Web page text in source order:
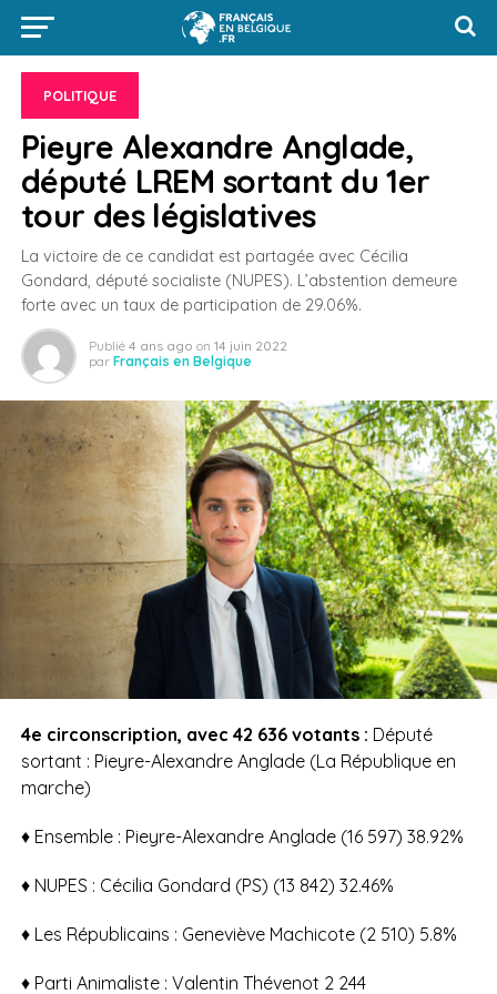
POLITIQUE
Pieyre Alexandre Anglade,
député LREM sortant du 1er
tour des législatives
La victoire de ce candidat est partagée avec Cécilia
Gondard, député socialiste (NUPES). L’abstention demeure
forte avec un taux de participation de 29.06%.
Publié 4 ans ago on 14 juin 2022
par Français en Belgique
4e circonscription, avec 42 636 votants : Député
sortant : Pieyre-Alexandre Anglade (La République en
marche)
♦ Ensemble : Pieyre-Alexandre Anglade (16 597) 38.92%
♦ NUPES : Cécilia Gondard (PS) (13 842) 32.46%
♦ Les Républicains : Geneviève Machicote (2 510) 5.8%
♦ Parti Animaliste : Valentin Thévenot 2 244